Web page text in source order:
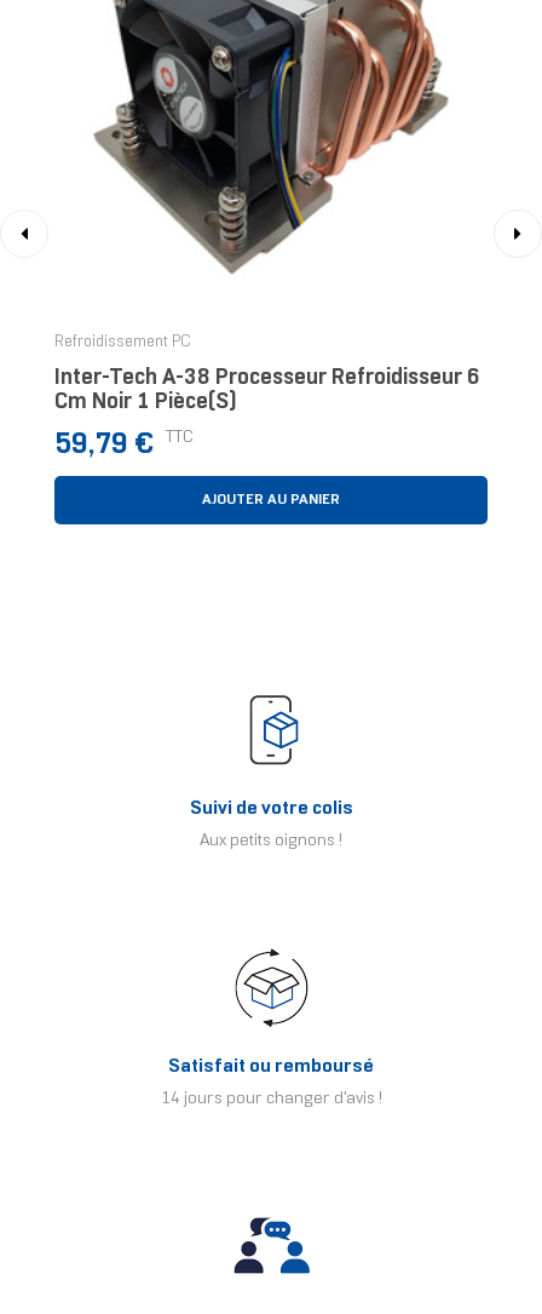
Refroidissement PC
Inter-Tech A-38 Processeur Refroidisseur 6
Cm Noir 1 Pièce(s)
Prix
59,79 € TTC
AJOUTER AU PANIER
Suivi de votre colis
Aux petits oignons !
Satisfait ou remboursé
14 jours pour changer d'avis !